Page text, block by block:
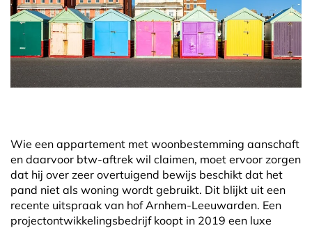
Wie een appartement met woonbestemming aanschaft
en daarvoor btw-aftrek wil claimen, moet ervoor zorgen
dat hij over zeer overtuigend bewijs beschikt dat het
pand niet als woning wordt gebruikt. Dit blijkt uit een
recente uitspraak van hof Arnhem-Leeuwarden. Een
projectontwikkelingsbedrijf koopt in 2019 een luxe